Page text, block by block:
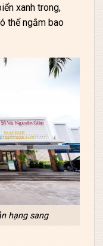
xanh trong,
thể ngắm bao
hạng sang